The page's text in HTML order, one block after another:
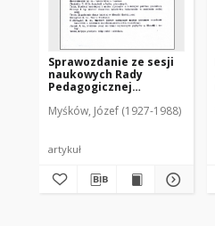
Sprawozdanie ze sesji
naukowych Rady
Pedagogicznej
Seminarium
Olsztynie za okres od
maja 1964 r.
Myśków, Józef (1927-1988)
artykuł